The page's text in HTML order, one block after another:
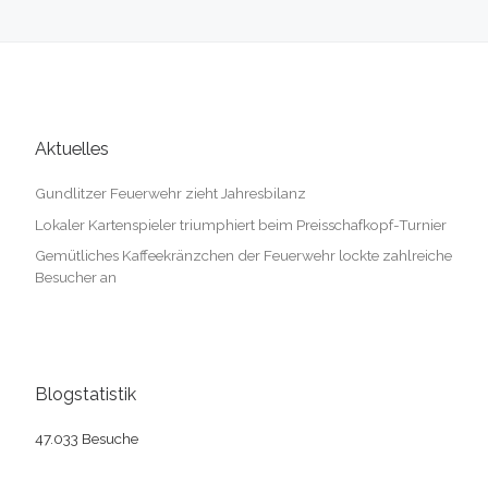
Aktuelles
Gundlitzer Feuerwehr zieht Jahresbilanz
Lokaler Kartenspieler triumphiert beim Preisschafkopf-Turnier
Gemütliches Kaffeekränzchen der Feuerwehr lockte zahlreiche
Besucher an
Blogstatistik
47.033 Besuche